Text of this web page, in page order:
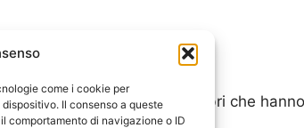
come i cookie per
Il consenso a queste
comportamento di navigazione o ID
fare anche dei nomi celebri che